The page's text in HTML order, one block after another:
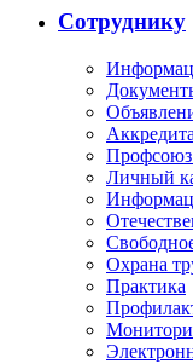
Сотруднику
Профсоюз
Личный
Охрана
Практика